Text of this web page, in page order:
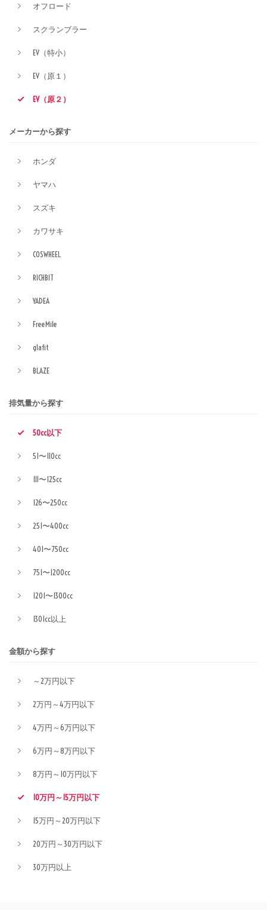
オフロード
スクランブラー
EV（特小）
EV（原１）
EV（原２）
メーカーから探す
ホンダ
ヤマハ
スズキ
カワサキ
COSWHEEL
RICHBIT
YADEA
FreeMile
glafit
BLAZE
排気量から探す
50cc以下
51〜110cc
111〜125cc
126〜250cc
251〜400cc
401〜750cc
751〜1200cc
1201〜1300cc
1301cc以上
金額から探す
～2万円以下
2万円～4万円以下
4万円～6万円以下
6万円～8万円以下
8万円～10万円以下
10万円～15万円以下
15万円～20万円以下
20万円～30万円以下
30万円以上